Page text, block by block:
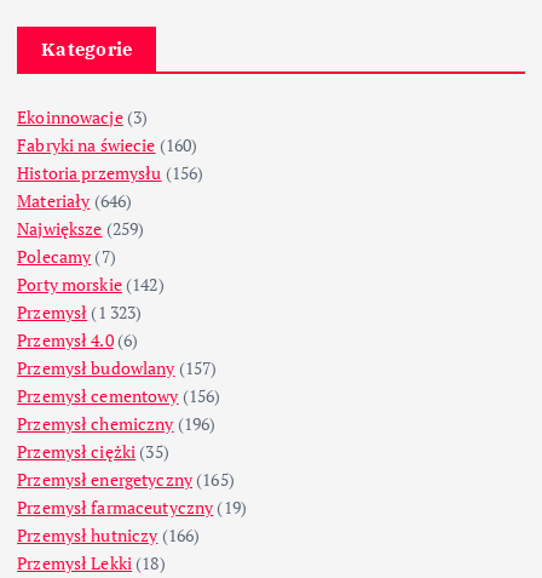
Kategorie
Ekoinnowacje(3)
Fabryki na świecie (160)
Historia przemysłu (156)
Materiały (646)
Największe (259)
Polecamy (7)
Porty morskie(142)
Przemysł (1 323)
Przemysł 4.0(6)
Przemysł budowlany (157)
Przemysł cementowy (156)
Przemysł chemiczny (196)
Przemysł ciężki (35)
Przemysł energetyczny (165)
Przemysł farmaceutyczny (19)
Przemysł hutniczy (166)
Przemysł Lekki (18)